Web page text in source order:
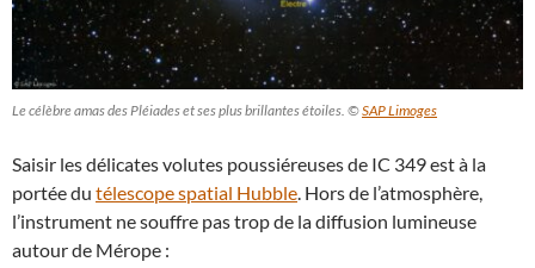
Le célèbre amas des Pléiades et ses plus brillantes étoiles. ©SAP Limoges
Saisir les délicates volutes poussiéreuses de IC 349 est à la
portée du télescope spatial Hubble . Hors de l’atmosphère,
l’instrument ne souffre pas trop de la diffusion lumineuse
autour de Mérope :